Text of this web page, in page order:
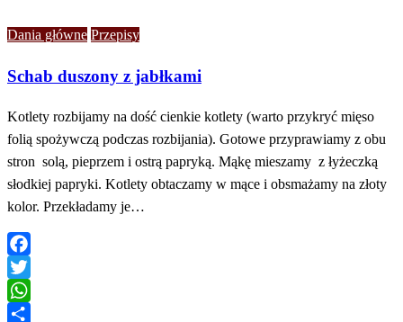
Dania główne Przepisy
Schab duszony z jabłkami
Kotlety rozbijamy na dość cienkie kotlety (warto przykryć mięso
folią spożywczą podczas rozbijania). Gotowe przyprawiamy z obu
stron solą, pieprzem i ostrą papryką. Mąkę mieszamy z łyżeczką
słodkiej papryki. Kotlety obtaczamy w mące i obsmażamy na złoty
kolor. Przekładamy je…
Facebook
Twitter
WhatsApp